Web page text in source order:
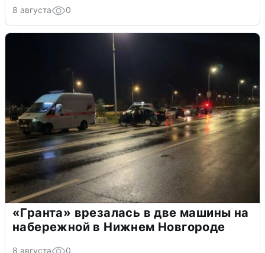
8 августа 0
«Гранта» врезалась в две машины на
набережной в Нижнем Новгороде
8 августа 0